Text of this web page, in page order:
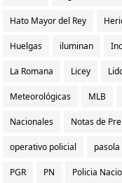
Hato Mayor del Rey
Huelgas iluminan
La Romana Licey
Meteorológicas MLB
Nacionales Notas de
operativo policial pasola
PGR PN Policia